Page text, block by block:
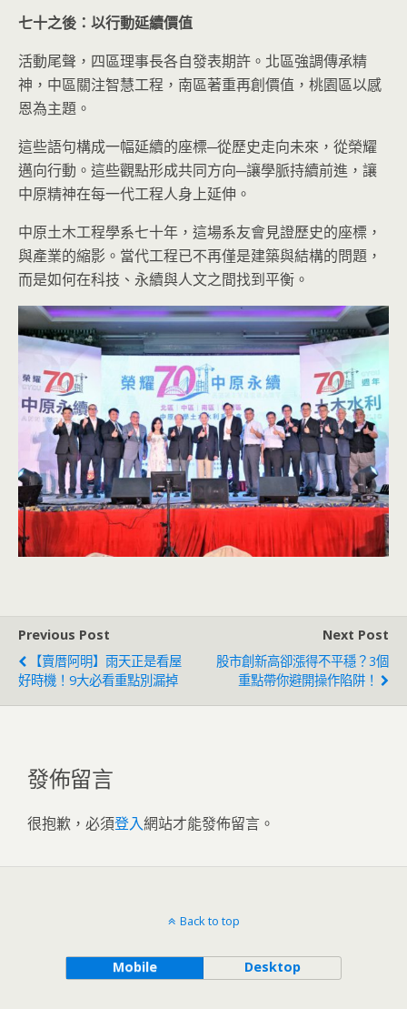
七十之後：以行動延續價值
活動尾聲，四區理事長各自發表期許。北區強調傳承精
神，中區關注智慧工程，南區著重再創價值，桃園區以感
恩為主題。
這些語句構成一幅延續的座標─從歷史走向未來，從榮耀
邁向行動。這些觀點形成共同方向─讓學脈持續前進，讓
中原精神在每一代工程人身上延伸。
中原土木工程學系七十年，這場系友會見證歷史的座標，
與產業的縮影。當代工程已不再僅是建築與結構的問題，
而是如何在科技、永續與人文之間找到平衡。
Previous Post
【賣厝阿明】雨天正是看屋
好時機！9大必看重點別漏掉
Next Post
股市創新高卻漲得不平穩？3個
重點帶你避開操作陷阱！
發佈留言
很抱歉，必須登入網站才能發佈留言。
Back to top
Mobile Desktop